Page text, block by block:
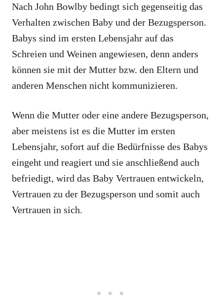
Nach John Bowlby bedingt sich gegenseitig das
Verhalten zwischen Baby und der Bezugsperson.
Babys sind im ersten Lebensjahr auf das
Schreien und Weinen angewiesen, denn anders
können sie mit der Mutter bzw. den Eltern und
anderen Menschen nicht kommunizieren.
Wenn die Mutter oder eine andere Bezugsperson,
aber meistens ist es die Mutter im ersten
Lebensjahr, sofort auf die Bedürfnisse des Babys
eingeht und reagiert und sie anschließend auch
befriedigt, wird das Baby Vertrauen entwickeln,
Vertrauen zu der Bezugsperson und somit auch
Vertrauen in sich.